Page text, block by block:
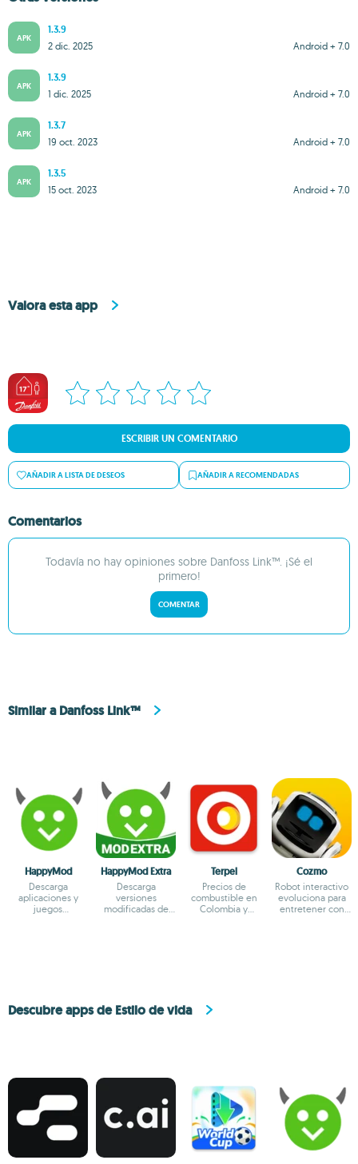
APK
1.3.9
Android + 7.0
2 dic. 2025
APK
1.3.9
Android + 7.0
1 dic. 2025
APK
1.3.7
Android + 7.0
19 oct. 2023
APK
1.3.5
Android + 7.0
15 oct. 2023
Valora esta app
ESCRIBIR UN COMENTARIO
AÑADIR A LISTA DE DESEOS AÑADIR A RECOMENDADAS
Comentarios
Todavía no hay opiniones sobre Danfoss Link™. ¡Sé el
primero!
COMENTAR
Similar a Danfoss Link™
HappyMod
Descarga
aplicaciones y
juegos
HappyMod Extra
Descarga
versiones
modificadas de
Terpel
Precios de
combustible en
Colombia y
Cozmo
Robot interactivo
evoluciona para
entretener con
Descubre apps de Estilo de vida